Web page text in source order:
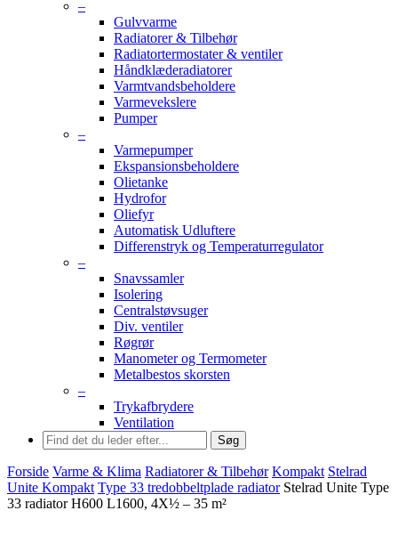
–
Gulvvarme
Radiatorer & Tilbehør
Radiatortermostater & ventiler
Håndklæderadiatorer
Varmtvandsbeholdere
Varmevekslere
Pumper
–
Varmepumper
Ekspansionsbeholdere
Olietanke
Hydrofor
Oliefyr
Automatisk Udluftere
Differenstryk og Temperaturregulator
–
Snavssamler
Isolering
Centralstøvsuger
Div. ventiler
Røgrør
Manometer og Termometer
Metalbestos skorsten
–
Trykafbrydere
Ventilation
Søg
Forside Varme & Klima Radiatorer & Tilbehør Kompakt Stelrad
Unite Kompakt Type 33 tredobbeltplade radiator Stelrad Unite Type
33 radiator H600 L1600, 4X½ – 35 m²